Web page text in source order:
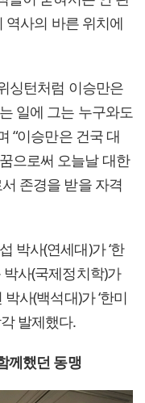
역사의 바른 위치에
싱턴처럼 이승만은
일에 그는 누구와도
“이승만은 건국 대
으로써 오늘날 대한
존경을 받을 자격
박사(연세대)가 ‘한
사(국제정치학)가
사(백석대)가 ‘한미
발제했다.
께했던 동맹